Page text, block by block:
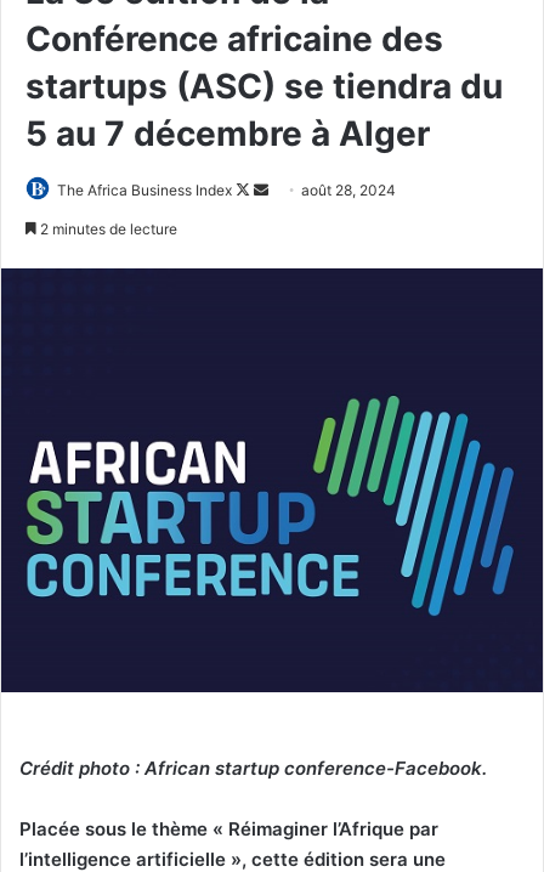
Conférence africaine des
startups (ASC) se tiendra du
5 au 7 décembre à Alger
The Africa Business Index
Follow
Envoyeraoût 28, 2024
2 minutes de lecture
Crédit photo : African startup conference-Facebook.
Placée sous le thème « Réimaginer l’Afrique par
l’intelligence artificielle », cette édition sera une